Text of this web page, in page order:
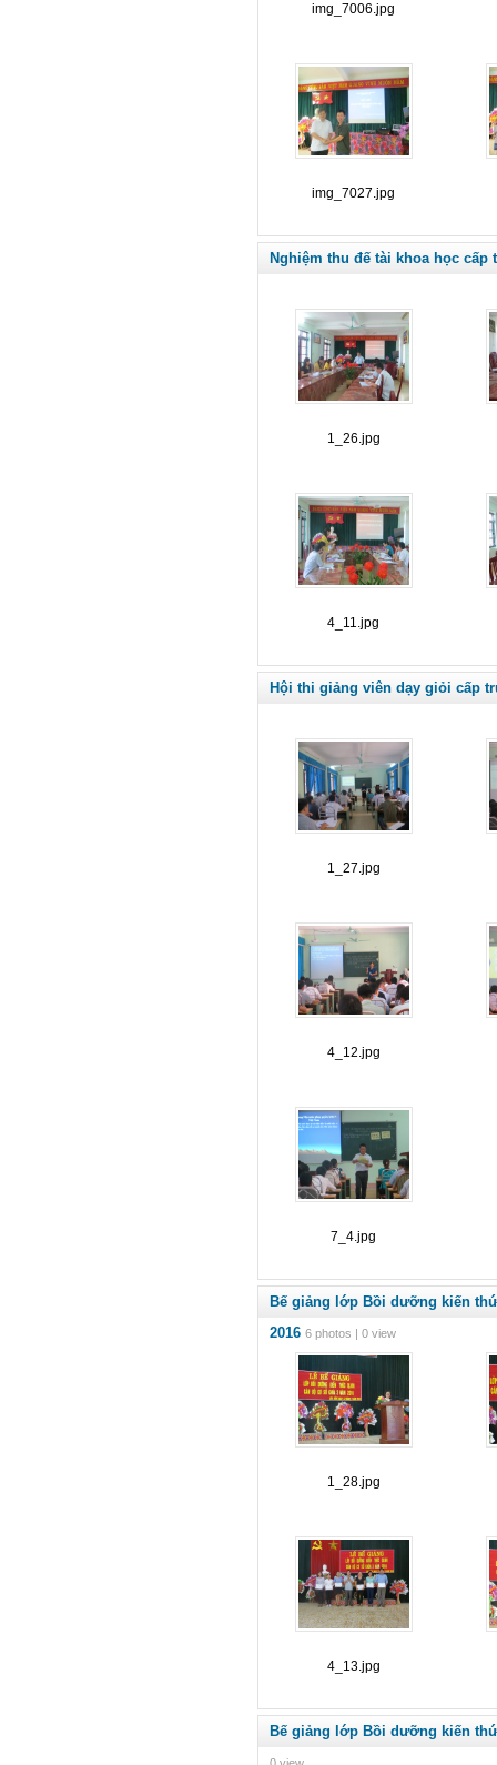
img_7006.jpg
img_7027.jpg
Nghiệm thu đế tài khoa học cấp
1_26.jpg
4_11.jpg
Hội thi giảng viên dạy giỏi cấp
1_27.jpg
4_12.jpg
7_4.jpg
Bế giảng lớp Bồi dưỡng kiến
2016 6 photos | 0 view
1_28.jpg
4_13.jpg
Bế giảng lớp Bồi dưỡng kiến